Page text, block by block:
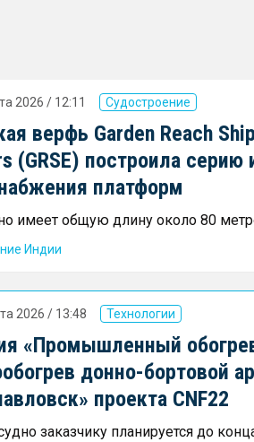
2026 / 12:11 Судостроение
верфь Garden Reach
(GRSE) построила серию
платформ
имеет общую длину около 80
Индии
2026 / 13:48 Технологии
«Промышленный
донно-бортовой
проекта CNF22
заказчику планируется до